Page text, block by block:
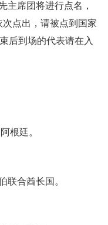
主席团将进行点名，
点出，请被点到国家
后到场的代表请在入
根廷。
联合酋长国。